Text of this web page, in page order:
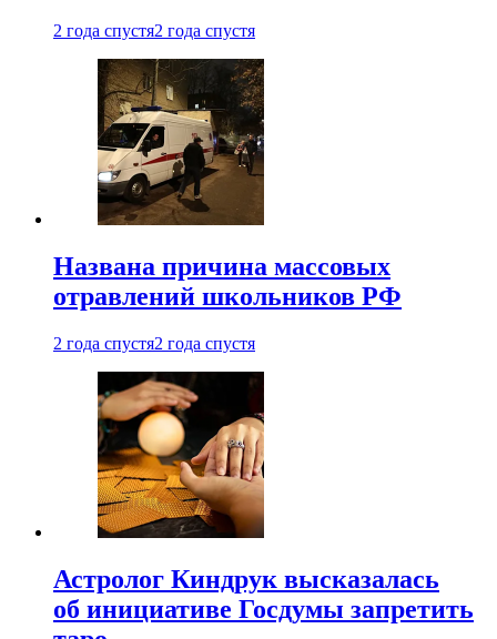
2 года спустя2 года спустя
Названа причина массовых
отравлений школьников РФ
2 года спустя2 года спустя
Астролог Киндрук высказалась
об инициативе Госдумы запретить